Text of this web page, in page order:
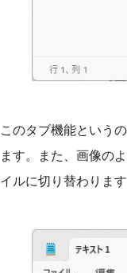
このタブ機能という
ます。また、画像の
イルに切り替わりま